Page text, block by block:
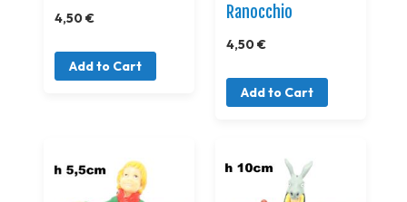
4,50 €
Add to Cart
Ranocchio
4,50 €
Add to Cart